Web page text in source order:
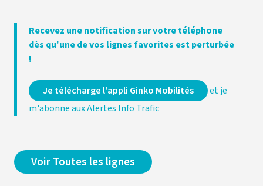
Recevez une notification sur votre téléphone
dès qu'une de vos lignes favorites est perturbée
!
Je télécharge l'appli Ginko Mobilités
et je
m'abonne aux Alertes Info Trafic
Voir Toutes les lignes